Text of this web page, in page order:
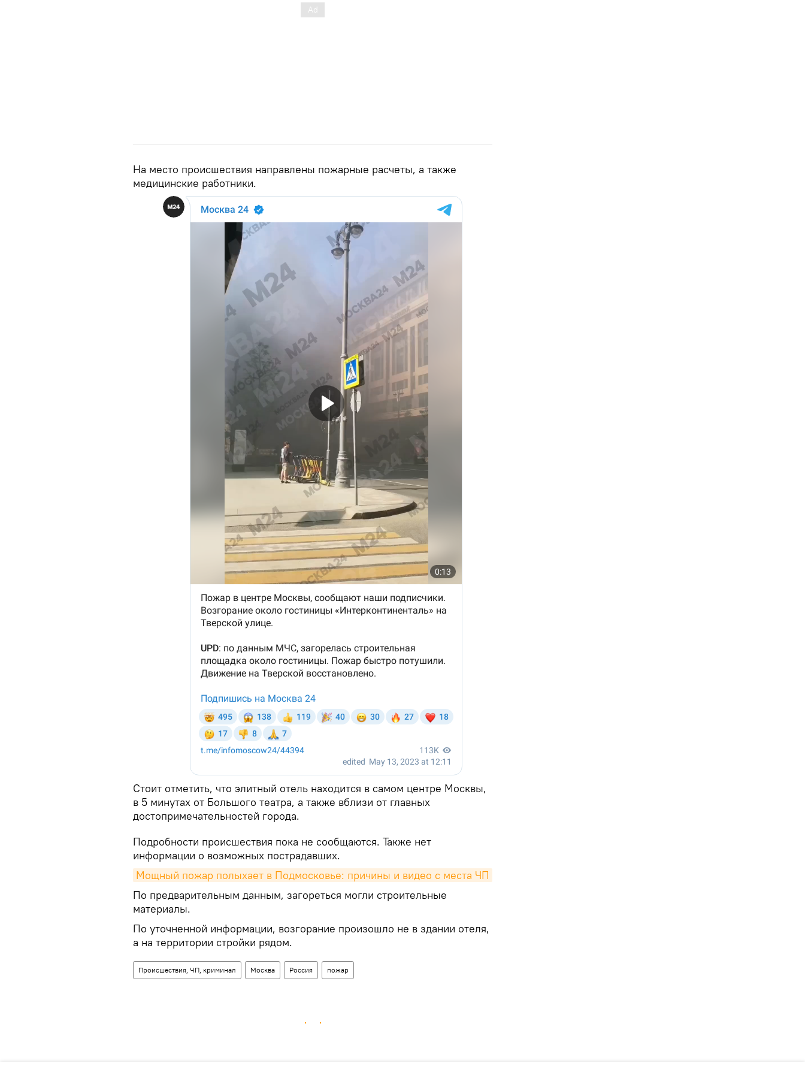
На место происшествия направлены пожарные расчеты, а также
медицинские работники.
Стоит отметить, что элитный отель находится в самом центре Москвы,
в 5 минутах от Большого театра, а также вблизи от главных
достопримечательностей города.
Подробности происшествия пока не сообщаются. Также нет
информации о возможных пострадавших.
Мощный пожар полыхает в Подмосковье: причины и видео с места ЧП
По предварительным данным, загореться могли строительные
материалы.
По уточненной информации, возгорание произошло не в здании отеля,
а на территории стройки рядом.
Происшествия, ЧП, криминал Москва Россия пожар